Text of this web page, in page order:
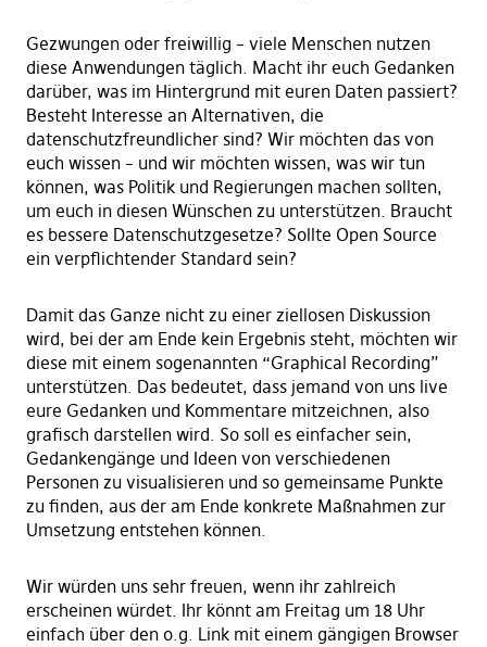
Gezwungen oder freiwillig – viele Menschen nutzen
diese Anwendungen täglich. Macht ihr euch Gedanken
darüber, was im Hintergrund mit euren Daten passiert?
Besteht Interesse an Alternativen, die
datenschutzfreundlicher sind? Wir möchten das von
euch wissen – und wir möchten wissen, was wir tun
können, was Politik und Regierungen machen sollten,
um euch in diesen Wünschen zu unterstützen. Braucht
es bessere Datenschutzgesetze? Sollte Open Source
ein verpflichtender Standard sein?
Damit das Ganze nicht zu einer ziellosen Diskussion
wird, bei der am Ende kein Ergebnis steht, möchten wir
diese mit einem sogenannten “Graphical Recording”
unterstützen. Das bedeutet, dass jemand von uns live
eure Gedanken und Kommentare mitzeichnen, also
grafisch darstellen wird. So soll es einfacher sein,
Gedankengänge und Ideen von verschiedenen
Personen zu visualisieren und so gemeinsame Punkte
zu finden, aus der am Ende konkrete Maßnahmen zur
Umsetzung entstehen können.
Wir würden uns sehr freuen, wenn ihr zahlreich
erscheinen würdet. Ihr könnt am Freitag um 18 Uhr
einfach über den o.g. Link mit einem gängigen Browser